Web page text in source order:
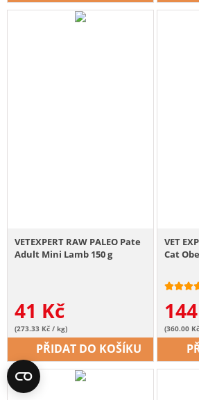
VETEXPERT RAW PALEO Pate
Adult Mini Lamb 150 g
41 Kč
(273.33 Kč / kg)
PŘIDAT DO KOŠÍKU
VET
Cat
144
(360.00